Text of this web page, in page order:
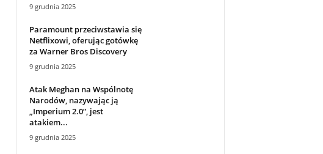
9 grudnia 2025
Paramount przeciwstawia się
Netflixowi, oferując gotówkę
za Warner Bros Discovery
9 grudnia 2025
Atak Meghan na Wspólnotę
Narodów, nazywając ją
„Imperium 2.0”, jest
atakiem...
9 grudnia 2025